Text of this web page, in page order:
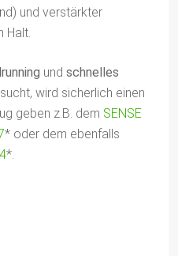
und verstärkter
Halt.
und schnelles
sucht, wird sicherlich einen
geben z.B. dem SENSE
* oder dem ebenfalls
*.